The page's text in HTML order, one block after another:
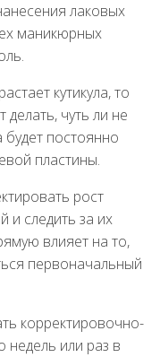
лаковых
маникюрных
кутикула, то
чуть ли не
будет постоянно
пластины.
рост
и следить за их
влияет на то,
первоначальный
корректировочно-
недель или раз в